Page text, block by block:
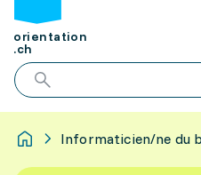
orientation
.ch
Informaticien/ne du